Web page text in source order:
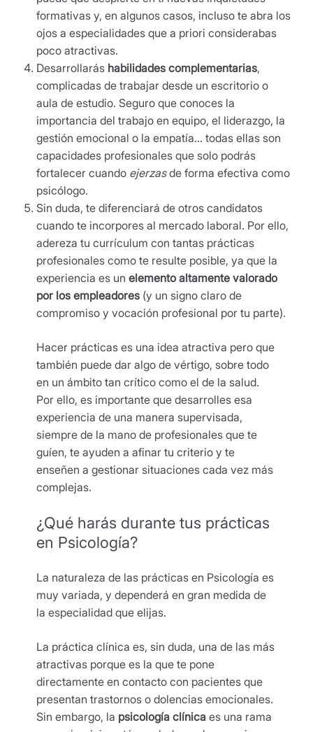
formativas y, en algunos casos, incluso te abra los
ojos a especialidades que a priori considerabas
poco atractivas.
Desarrollarás habilidades complementarias,
complicadas de trabajar desde un escritorio o
aula de estudio. Seguro que conoces la
importancia del trabajo en equipo, el liderazgo, la
gestión emocional o la empatía… todas ellas son
capacidades profesionales que solo podrás
fortalecer cuando ejerzasde forma efectiva como
psicólogo.
Sin duda, te diferenciará de otros candidatos
cuando te incorpores al mercado laboral. Por ello,
adereza tu currículum con tantas prácticas
profesionales como te resulte posible, ya que la
experiencia es un elemento altamente valorado
por los empleadores (y un signo claro de
compromiso y vocación profesional por tu parte).
Hacer prácticas es una idea atractiva pero que
también puede dar algo de vértigo, sobre todo
en un ámbito tan crítico como el de la salud.
Por ello, es importante que desarrolles esa
experiencia de una manera supervisada,
siempre de la mano de profesionales que te
guíen, te ayuden a afinar tu criterio y te
enseñen a gestionar situaciones cada vez más
complejas.
¿Qué harás durante tus prácticas
en Psicología?
La naturaleza de las prácticas en Psicología es
muy variada, y dependerá en gran medida de
la especialidad que elijas.
La práctica clínica es, sin duda, una de las más
atractivas porque es la que te pone
directamente en contacto con pacientes que
presentan trastornos o dolencias emocionales.
Sin embargo, la psicología clínica es una rama